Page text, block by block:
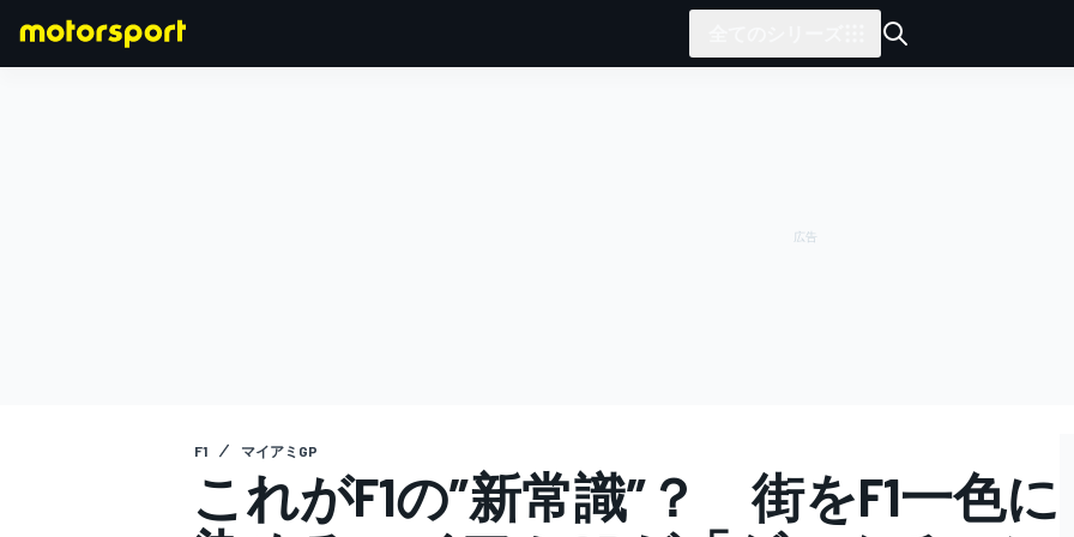
F1 マイアミGP
これがF1の”新常識”？ 街をF1一色に